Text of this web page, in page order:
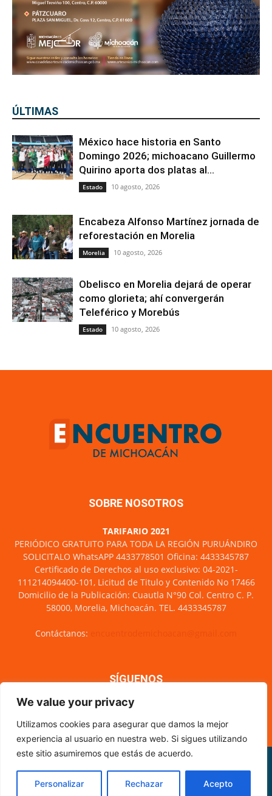
We value your privacy
Utilizamos cookies para asegurar que damos la mejor
experiencia al usuario en nuestra web. Si sigues utilizando
este sitio asumiremos que estás de acuerdo.
Personalizar Rechazar Acepto
ÚLTIMAS
México hace historia en Santo
Domingo 2026; michoacano Guillermo
Quirino aporta dos platas al...
Estado 10 agosto, 2026
Encabeza Alfonso Martínez jornada de
reforestación en Morelia
Morelia 10 agosto, 2026
Obelisco en Morelia dejará de operar
como glorieta; ahí convergerán
Teleférico y Morebús
Estado 10 agosto, 2026
SOBRE NOSOTROS
TARIFARIO 2021
PERIÓDICO GRATUITO PARA TODA LA REGIÓN PURUÁNDIRO
SOLICITALO WhatsAPP 4433778501 Oficina: 4433345787
Certificado de Derechos al uso exclusivo: 04-2021-
111214094400-101, Licitud de Titulo y Contenido No 17466
Domicilio de la Publicación: Cuautla N°90 Col. Centro C. P.
58000, Morelia, Michoacán. TEL. 4433345787
Contáctanos:
SÍGUENOS
Nosotros
CÓDIGO DE ÉTICA PERIODÍSTICA
XML Sitemap